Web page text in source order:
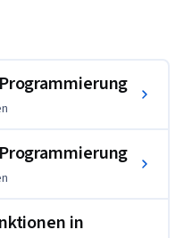
dass Sie robuste
Im Segment "Grundlagen
Sie Ihre Python-
Aspekte eintauchen.
Kontrollfluss eingeführt.
verfügen, um einfache,
befasst sich der
in